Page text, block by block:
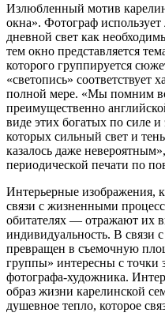
Излюбленный мотив
окна». Фотограф
дневной свет как
тем окно представляется
которого группируется
«светопись» соответствует
полной мере. «Мы помним
преимущественно
виде этих богатых по силе
которых сильный свет и
казалось даже
периодической печати по
Интерьерные изображения,
связи с жизненными
обитателях — отражают их
индивидуальность. В связи
превращен в съемочную
группы» интересны с точки
фотографа-художника.
образ жизни карелинской
душевное тепло, которое